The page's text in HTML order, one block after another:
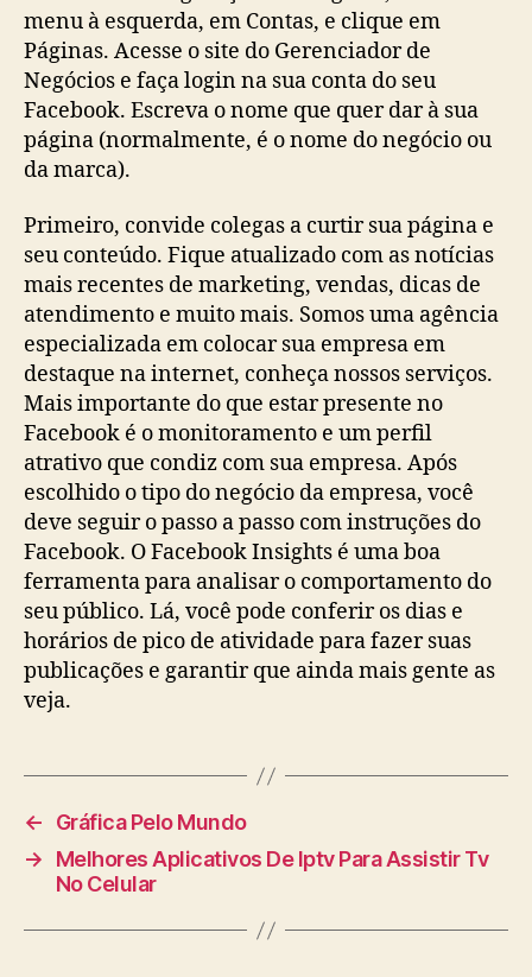
menu à esquerda, em Contas, e clique em
Páginas. Acesse o site do Gerenciador de
Negócios e faça login na sua conta do seu
Facebook. Escreva o nome que quer dar à sua
página (normalmente, é o nome do negócio ou
da marca).
Primeiro, convide colegas a curtir sua página e
seu conteúdo. Fique atualizado com as notícias
mais recentes de marketing, vendas, dicas de
atendimento e muito mais. Somos uma agência
especializada em colocar sua empresa em
destaque na internet, conheça nossos serviços.
Mais importante do que estar presente no
Facebook é o monitoramento e um perfil
atrativo que condiz com sua empresa. Após
escolhido o tipo do negócio da empresa, você
deve seguir o passo a passo com instruções do
Facebook. O Facebook Insights é uma boa
ferramenta para analisar o comportamento do
seu público. Lá, você pode conferir os dias e
horários de pico de atividade para fazer suas
publicações e garantir que ainda mais gente as
veja.
←
Gráfica Pelo Mundo
→
Melhores Aplicativos De Iptv Para Assistir Tv
No Celular